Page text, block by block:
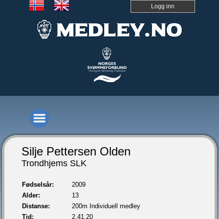
Logg inn
Silje Pettersen Olden
Trondhjems SLK
Fødselsår:
2009
Alder:
13
Distanse:
200m Individuell medley
Tid:
2.41,20